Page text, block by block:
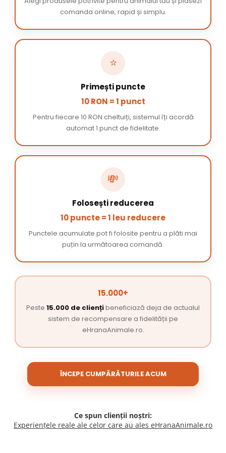
comanda online, rapid și simplu.
⭐
Primești puncte
10 RON = 1 punct
Pentru fiecare 10 RON cheltuiți, sistemul îți acordă
automat 1 punct de fidelitate.
💸
Folosești reducerea
10 puncte = 1 leu reducere
Punctele acumulate pot fi folosite pentru a plăti mai
puțin la următoarea comandă.
15.000+
Peste 15.000 de cliențibeneficiază deja de actualul
sistem de recompensare a fidelității pe
eHranaAnimale.ro.
ÎNCEPE CUMPĂRĂTURILE ACUM
Ce spun clienții noștri:
Experiențele reale ale celor care au ales eHranaAnimale.ro